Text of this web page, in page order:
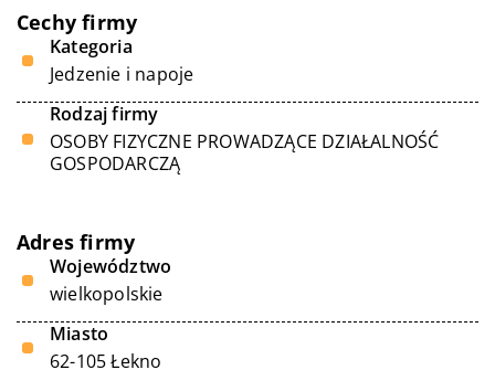
Cechy firmy
Kategoria
Jedzenie i napoje
Rodzaj firmy
OSOBY FIZYCZNE PROWADZĄCE DZIAŁALNOŚĆ
GOSPODARCZĄ
Adres firmy
Województwo
wielkopolskie
Miasto
62-105 Łekno